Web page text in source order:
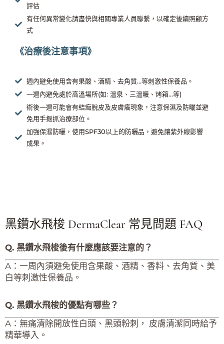
評估
有任何異常變化請盡快與相關專業人員聯繫，以確定後續照顧方
式
《治療後注意事項》
週內避免使用含有果酸、酒精、去角質…等刺激性保養品。
一週內避免處於高溫場所(如: 溫泉、三溫暖、烤箱…等)
術後一週可能會有結痂脫皮及皮膚癢現象，注意保濕及防曬並避
免用手摳抓治療部位。
加強保濕防曬，使用SPF30以上的防曬品，避免讓紫外線影響
成果。
黑鑽水飛梭 DermaClear 常見問題 FAQ
Q. 黑鑽水飛梭後有什麼應該要注意的？
A：一周內須避免使用含果酸、酒精、香料、去角質、美
白等刺激性保養品。
Q. 黑鑽水飛梭的優點有哪些？
A：無痛清除開放性白頭、黑頭粉刺， 皮膚清潔同時給予
精華導入。